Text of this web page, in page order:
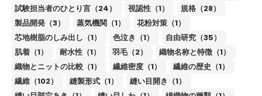
試験担当者のひとり言（24）
視認性（1）
規格（28）
製品開発（3）
蒸気機関（1）
花粉対策（1）
芯地樹脂のしみ出し（1）
色泣き（1）
自由研究（35）
肌着（1）
耐水性（1） 羽毛（2）
織物名称と特徴（1）
織物とニットの比較（1）
繊維密度（1）
繊維の歴史（1）
繊維（102）
縫製形式（1）
縫い目開き（1）